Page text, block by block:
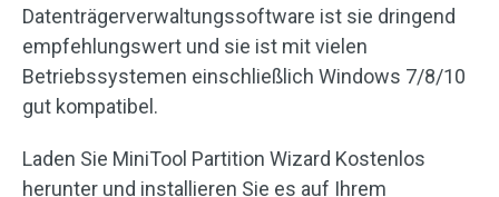
Datenträgerverwaltungssoftware ist sie dringend
empfehlungswert und sie ist mit vielen
Betriebssystemen einschließlich Windows 7/8/10
gut kompatibel.
Laden Sie MiniTool Partition Wizard Kostenlos
herunter und installieren Sie es auf Ihrem